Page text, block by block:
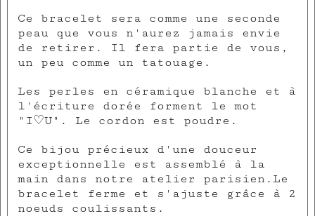
Ce bracelet sera comme une seconde
peau que vous n'aurez jamais envie
de retirer. Il fera partie de vous,
un peu comme un tatouage.
Les perles en céramique blanche et à
l'écriture dorée forment le mot
"I♡U". Le cordon est poudre.
Ce bijou précieux d'une douceur
exceptionnelle est assemblé à la
main dans notre atelier parisien.Le
bracelet ferme et s'ajuste grâce à 2
noeuds coulissants.